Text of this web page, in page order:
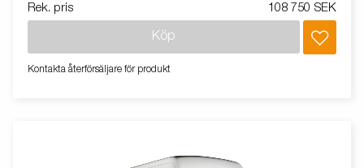
trafiksäkerhet. Invändigt har man goda förankringsmöjligheter,
i- och ur-lastning. Vagnen på bilden kan vara extrautrustad.
Rek. pris 108 750 SEK
Köp
Kontakta återförsäljare för produkt